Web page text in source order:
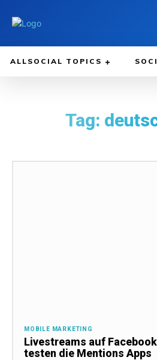
ALLSOCIAL TOPICS
Tag:
MOBILE MARKETING
Livestreams auf
testen die Mentions Apps